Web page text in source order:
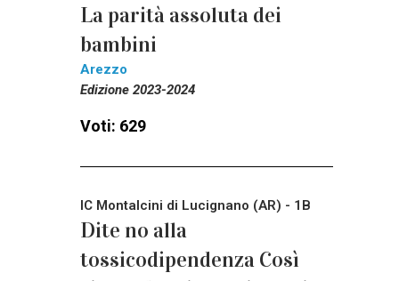
La parità assoluta dei
bambini
Arezzo
Edizione 2023-2024
Voti: 629
IC Montalcini di Lucignano (AR) - 1B
Dite no alla
tossicodipendenza Così